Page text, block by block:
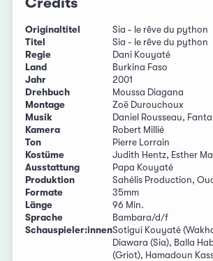
Originaltitel
Sia - le rêve du python
Titel
Sia - le rêve du python
Regie
Dani Kouyaté
Land
Burkina Faso
Jahr
2001
Drehbuch
Moussa Diagana
Montage
Zoë Durouchoux
Musik
Daniel Rousseau,
Kamera
Robert Millié
Ton
Pierre Lorrain
Kostüme
Judith Hentz, Esther
Ausstattung
Papa Kouyaté
Produktion
Sahélis Production,
Formate
35mm
Länge
96 Min.
Sprache
Bambara/d/f
Schauspieler:innenSotigui Kouyaté
Diawara (Sia), Balla
(Griot), Hamadoun